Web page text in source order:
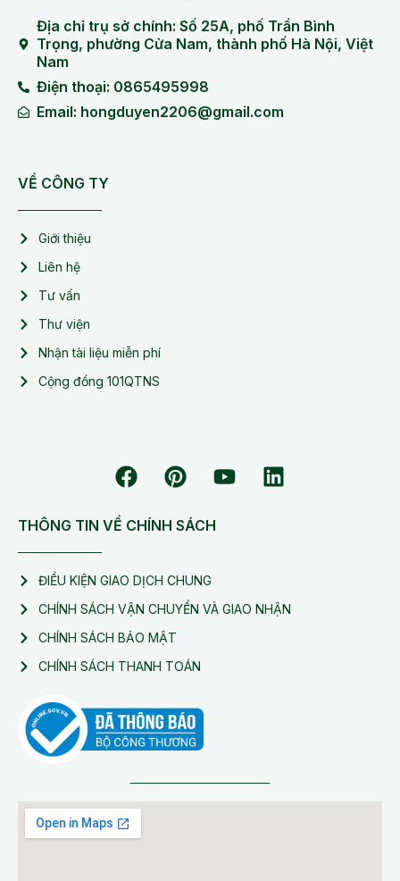
Địa chỉ trụ sở chính: Số 25A, phố Trần Bình
Trọng, phường Cửa Nam, thành phố Hà Nội, Việt
Nam
Điện thoại: 0865495998
Email: hongduyen2206@gmail.com
VỀ CÔNG TY
Giới thiệu
Liên hệ
Tư vấn
Thư viện
Nhận tài liệu miễn phí
Cộng đồng 101QTNS
THÔNG TIN VỀ CHÍNH SÁCH
ĐIỀU KIỆN GIAO DỊCH CHUNG
CHÍNH SÁCH VẬN CHUYỂN VÀ GIAO NHẬN
CHÍNH SÁCH BẢO MẬT
CHÍNH SÁCH THANH TOÁN